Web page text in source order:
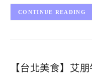
CONTINUE READING
【台北美食】艾